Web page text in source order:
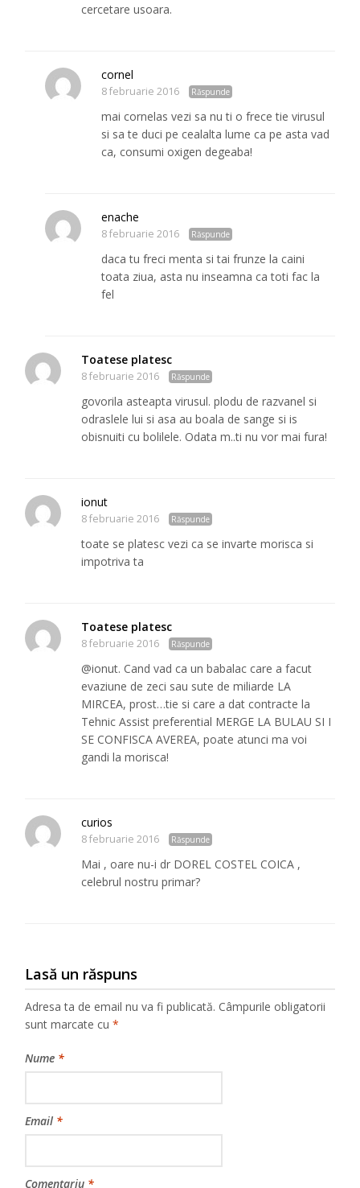
cercetare usoara.
cornel
8 februarie 2016 Răspunde
mai cornelas vezi sa nu ti o frece tie virusul
si sa te duci pe cealalta lume ca pe asta vad
ca, consumi oxigen degeaba!
enache
8 februarie 2016 Răspunde
daca tu freci menta si tai frunze la caini
toata ziua, asta nu inseamna ca toti fac la
fel
Toatese platesc
8 februarie 2016 Răspunde
govorila asteapta virusul. plodu de razvanel si
odraslele lui si asa au boala de sange si is
obisnuiti cu bolilele. Odata m..ti nu vor mai fura!
ionut
8 februarie 2016 Răspunde
toate se platesc vezi ca se invarte morisca si
impotriva ta
Toatese platesc
8 februarie 2016 Răspunde
@ionut. Cand vad ca un babalac care a facut
evaziune de zeci sau sute de miliarde LA
MIRCEA, prost…tie si care a dat contracte la
Tehnic Assist preferential MERGE LA BULAU SI I
SE CONFISCA AVEREA, poate atunci ma voi
gandi la morisca!
curios
8 februarie 2016 Răspunde
Mai , oare nu-i dr DOREL COSTEL COICA ,
celebrul nostru primar?
Lasă un răspuns
Adresa ta de email nu va fi publicată. Câmpurile obligatorii
sunt marcate cu*
Nume *
Email *
Comentariu *